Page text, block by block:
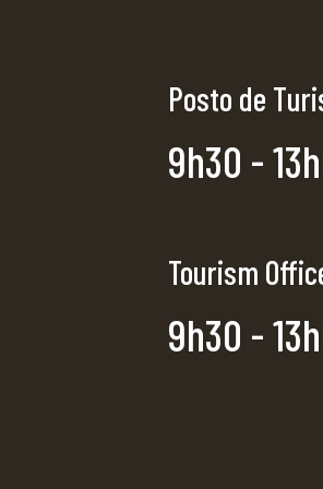
Posto de
9h30 -
Tourism
9h30 -